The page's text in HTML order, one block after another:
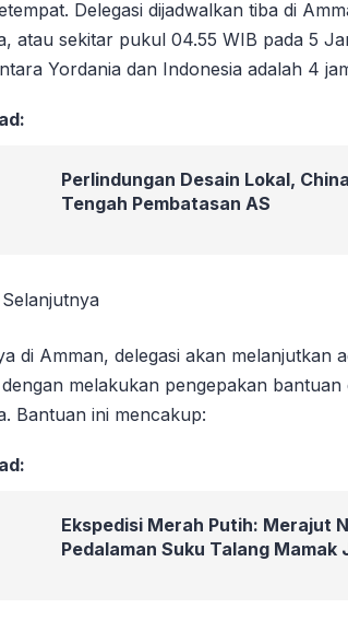
Delegasi dijadwalkan tiba di
atau sekitar pukul 04.55 WIB pada 5
Yordania dan Indonesia adalah 4
Perlindungan Desain Lokal,
Tengah Pembatasan AS
di Amman, delegasi akan melanjutkan
melakukan pengepakan bantuan
Bantuan ini mencakup:
Ekspedisi Merah Putih: Merajut
Pedalaman Suku Talang Mamak